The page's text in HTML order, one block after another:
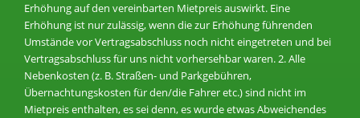
Erhöhung auf den vereinbarten Mietpreis auswirkt. Eine
Erhöhung ist nur zulässig, wenn die zur Erhöhung führenden
Umstände vor Vertragsabschluss noch nicht eingetreten und bei
Vertragsabschluss für uns nicht vorhersehbar waren. 2. Alle
Nebenkosten (z. B. Straßen- und Parkgebühren,
Übernachtungskosten für den/die Fahrer etc.) sind nicht im
Mietpreis enthalten, es sei denn, es wurde etwas Abweichendes